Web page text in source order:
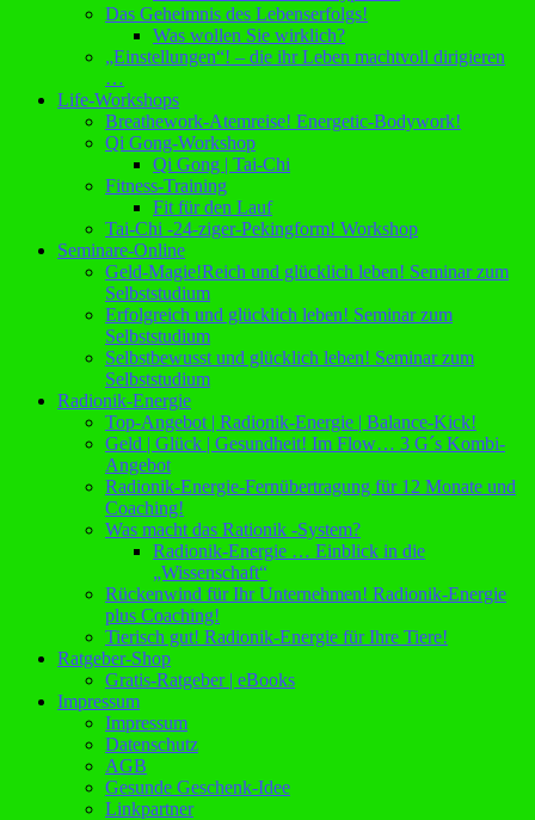
Das Geheimnis des Lebenserfolgs!
Was wollen Sie wirklich?
„Einstellungen“! – die ihr Leben machtvoll dirigieren
…
Life-Workshops
Breathework-Atemreise! Energetic-Bodywork!
Qi Gong-Workshop
Qi Gong | Tai-Chi
Fitness-Training
Fit für den Lauf
Tai-Chi -24-ziger-Pekingform! Workshop
Seminare-Online
Geld-Magie!Reich und glücklich leben! Seminar zum
Selbststudium
Erfolgreich und glücklich leben! Seminar zum
Selbststudium
Selbstbewusst und glücklich leben! Seminar zum
Selbststudium
Radionik-Energie
Top-Angebot | Radionik-Energie | Balance-Kick!
Geld | Glück | Gesundheit! Im Flow… 3 G´s Kombi-
Angebot
Radionik-Energie-Fernübertragung für 12 Monate und
Coaching!
Was macht das Rationik -System?
Radionik-Energie … Einblick in die
„Wissenschaft“
Rückenwind für Ihr Unternehmen! Radionik-Energie
plus Coaching!
Tierisch gut! Radionik-Energie für Ihre Tiere!
Ratgeber-Shop
Gratis-Ratgeber | eBooks
Impressum
Impressum
Datenschutz
AGB
Gesunde Geschenk-Idee
Linkpartner